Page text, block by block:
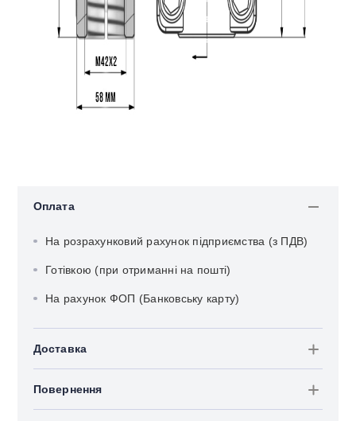
Оплата
На розрахунковий рахунок підприємства (з ПДВ)
Готівкою (при отриманні на пошті)
На рахунок ФОП (Банковську карту)
Доставка
Повернення